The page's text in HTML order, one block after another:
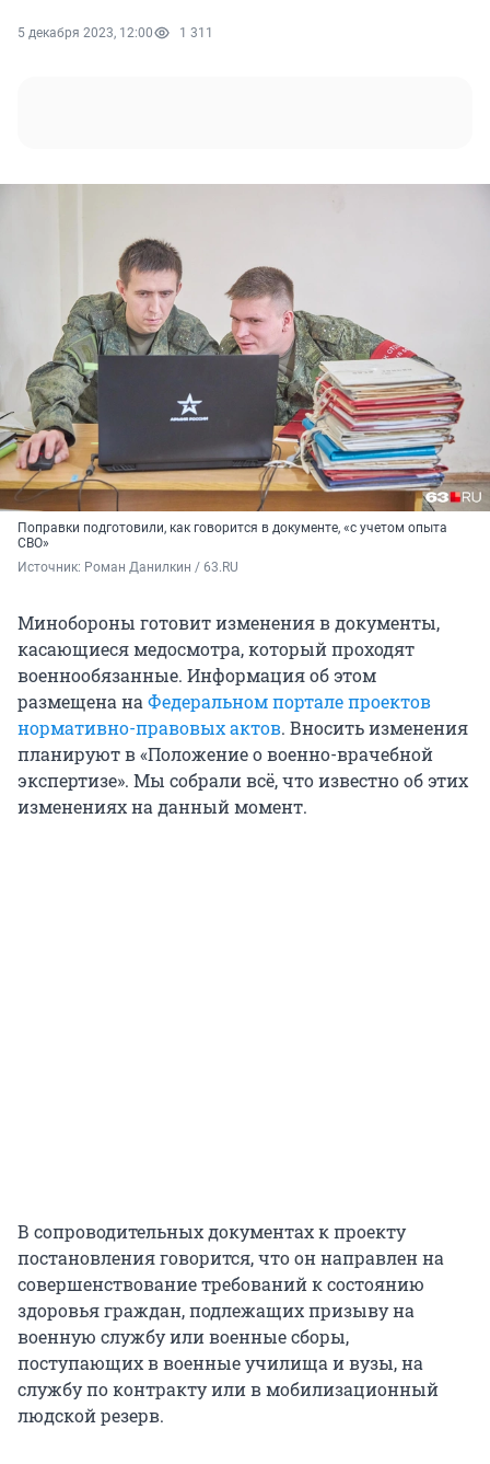
5 декабря 2023, 12:00 1 311
Поправки подготовили, как говорится в документе, «с учетом опыта
СВО»
Источник: Роман Данилкин / 63.RU
Минобороны готовит изменения в документы,
касающиеся медосмотра, который проходят
военнообязанные. Информация об этом
размещена наФедеральном портале проектов
нормативно-правовых актов. Вносить изменения
планируют в «Положение о военно-врачебной
экспертизе». Мы собрали всё, что известно об этих
изменениях на данный момент.
В сопроводительных документах к проекту
постановления говорится, что он направлен на
совершенствование требований к состоянию
здоровья граждан, подлежащих призыву на
военную службу или военные сборы,
поступающих в военные училища и вузы, на
службу по контракту или в мобилизационный
людской резерв.